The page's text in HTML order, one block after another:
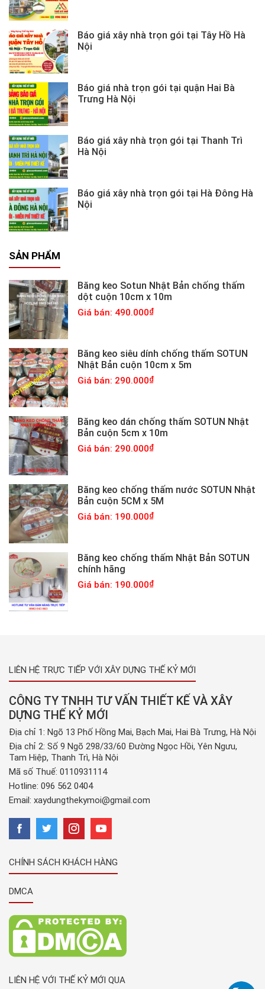
Báo giá xây nhà trọn gói tại Tây Hồ Hà
Nội
Báo giá nhà trọn gói tại quận Hai Bà
Trưng Hà Nội
Báo giá xây nhà trọn gói tại Thanh Trì
Hà Nội
Báo giá xây nhà trọn gói tại Hà Đông Hà
Nội
SẢN PHẨM
Băng keo Sotun Nhật Bản chống thấm
dột cuộn 10cm x 10m
Giá bán: 490.000
Băng keo siêu dính chống thấm SOTUN
Nhật Bản cuộn 10cm x 5m
Giá bán: 290.000
Băng keo dán chống thấm SOTUN Nhật
Bản cuộn 5cm x 10m
Giá bán: 290.000
Băng keo chống thấm nước SOTUN Nhật
Bản cuộn 5CM x 5M
Giá bán: 190.000
Băng keo chống thấm Nhật Bản SOTUN
chính hãng
Giá bán: 190.000
LIÊN HỆ TRỰC TIẾP VỚI XÂY DỰNG THẾ KỶ MỚI
CÔNG TY TNHH TƯ VẤN THIẾT KẾ VÀ XÂY
DỰNG THẾ KỶ MỚI
Địa chỉ 1: Ngõ 13 Phố Hồng Mai, Bạch Mai, Hai Bà Trưng, Hà Nội
Địa chỉ 2: Số 9 Ngõ 298/33/60 Đường Ngọc Hồi, Yên Ngưu,
Tam Hiệp, Thanh Trì, Hà Nội
Mã số Thuế: 0110931114
Hotline: 096 562 0404
Email: xaydungthekymoi@gmail.com
CHÍNH SÁCH KHÁCH HÀNG
DMCA
LIÊN HỆ VỚI THẾ KỶ MỚI QUA